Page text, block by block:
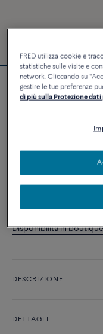
Personalizzabile
Bracciale Force
Contattataci per qualsiasi
Disponibilità in boutique
DESCRIZIONE
DETTAGLI
FRED utilizza cookie e
statistiche sulle visite e
network. Cliccando su
gestire le tue preferenze
di più sulla Protezione dati